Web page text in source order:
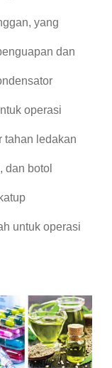
yang
dan
operasi
tahan ledakan
dan botol
untuk operasi